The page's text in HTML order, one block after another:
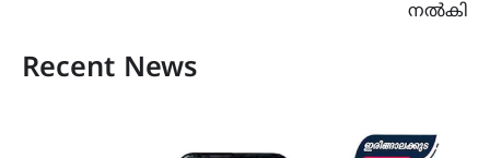
നല്‍കി
Recent News